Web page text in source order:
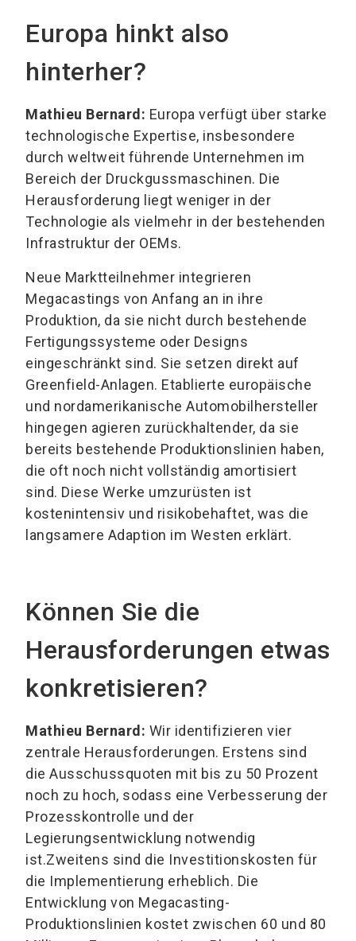
Europa hinkt also
hinterher?
Mathieu Bernard: Europa verfügt über starke
technologische Expertise, insbesondere
durch weltweit führende Unternehmen im
Bereich der Druckgussmaschinen. Die
Herausforderung liegt weniger in der
Technologie als vielmehr in der bestehenden
Infrastruktur der OEMs.
Neue Marktteilnehmer integrieren
Megacastings von Anfang an in ihre
Produktion, da sie nicht durch bestehende
Fertigungssysteme oder Designs
eingeschränkt sind. Sie setzen direkt auf
Greenfield-Anlagen. Etablierte europäische
und nordamerikanische Automobilhersteller
hingegen agieren zurückhaltender, da sie
bereits bestehende Produktionslinien haben,
die oft noch nicht vollständig amortisiert
sind. Diese Werke umzurüsten ist
kostenintensiv und risikobehaftet, was die
langsamere Adaption im Westen erklärt.
Können Sie die
Herausforderungen etwas
konkretisieren?
Mathieu Bernard: Wir identifizieren vier
zentrale Herausforderungen. Erstens sind
die Ausschussquoten mit bis zu 50 Prozent
noch zu hoch, sodass eine Verbesserung der
Prozesskontrolle und der
Legierungsentwicklung notwendig
ist.Zweitens sind die Investitionskosten für
die Implementierung erheblich. Die
Entwicklung von Megacasting-
Produktionslinien kostet zwischen 60 und 80